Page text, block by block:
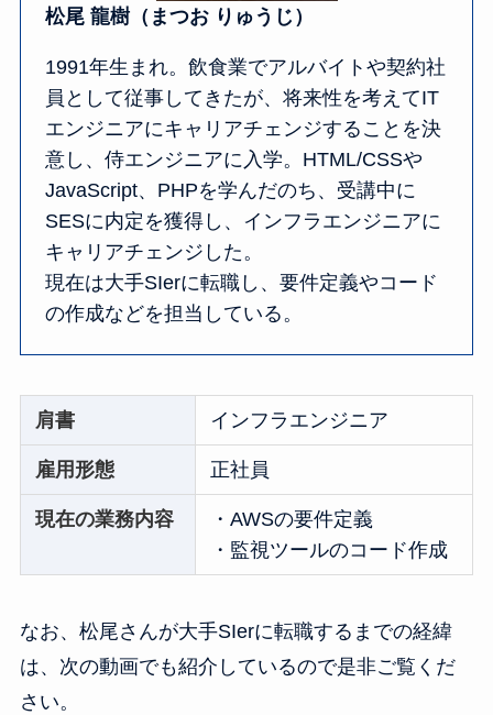
松尾 龍樹（まつお りゅうじ）
1991年生まれ。飲食業でアルバイトや契約社
員として従事してきたが、将来性を考えてIT
エンジニアにキャリアチェンジすることを決
意し、侍エンジニアに入学。HTML/CSSや
JavaScript、PHPを学んだのち、受講中に
SESに内定を獲得し、インフラエンジニアに
キャリアチェンジした。
現在は大手SIerに転職し、要件定義やコード
の作成などを担当している。
肩書 インフラエンジニア
雇用形態 正社員
現在の業務内容
・AWSの要件定義
・監視ツールのコード作成
なお、松尾さんが大手SIerに転職するまでの経緯
は、次の動画でも紹介しているので是非ご覧くだ
さい。